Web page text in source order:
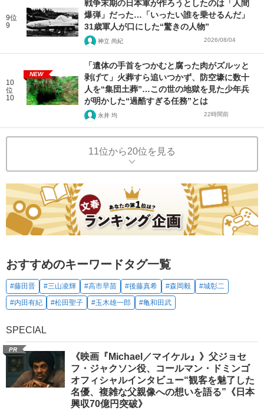
9位
9
戦争末期の日本軍が作ろうとしたのは「人間
爆弾」だった…「いったい誰を乗せるんだ」
31歳軍人が口にした“驚きの人物”
神立 尚紀 2026/08/04
10
位
10
NEW
「遺体の手首をつかむと腐った肉がズルッと
剥げて」火葬すら追いつかず、防空壕に数十
人を“集団土葬”…この世の地獄を見た少年兵
が明かした“過酷すぎる任務”とは
永井 均 22時間前
11位から20位を見る
おすすめのキーワードタグ一覧
#藤田晋 #三山凌輝 #高市早苗 #後藤真希 #森岡毅
#城彰二
#内田有紀
#松田聖子 #玉木雄一郎 #亀和田武
SPECIAL
PR
《映画『Michael／マイケル』》父ジョセ
フ・ジャクソン役、コールマン・ドミンゴ
オフィシャルインタビュー“観客を魅了した
名優、複雑な父親像への想いを語る”《日本
興収70億円突破》